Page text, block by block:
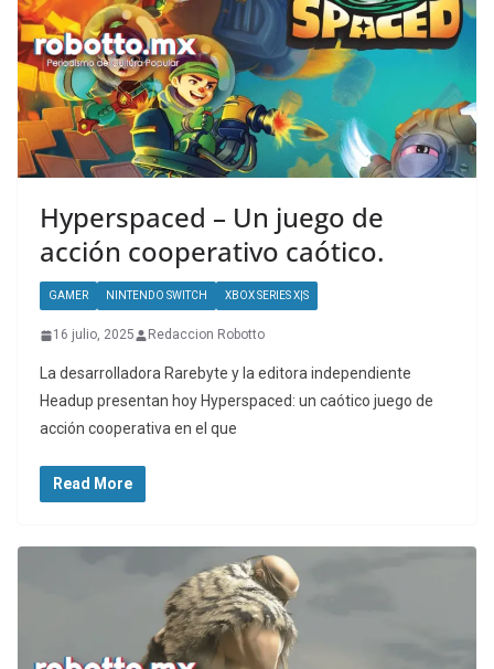
Hyperspaced – Un juego de
acción cooperativo caótico.
GAMER NINTENDO SWITCH XBOX SERIES X|S
16 julio, 2025 Redaccion Robotto
La desarrolladora Rarebyte y la editora independiente
Headup presentan hoy Hyperspaced: un caótico juego de
acción cooperativa en el que
Read More